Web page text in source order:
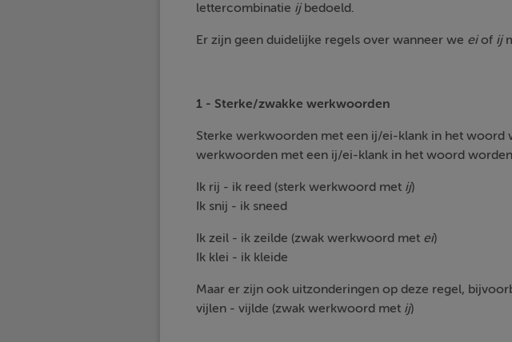
lettercombinatie ijbedoeld.
Er zijn geen duidelijke regels over wanneer we eiof ij
1 - Sterke/zwakke werkwoorden
Sterke werkwoorden met een ij/ei-klank in het woord
werkwoorden met een ij/ei-klank in het woord
Ik rij - ik reed (sterk werkwoord met ij)
Ik snij - ik sneed
Ik zeil - ik zeilde (zwak werkwoord met ei)
Ik klei - ik kleide
Maar er zijn ook uitzonderingen op deze regel,
vijlen - vijlde (zwak werkwoord met ij)